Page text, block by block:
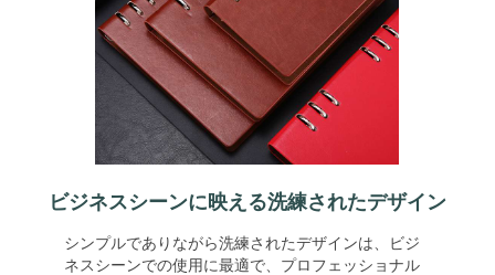
ビジネスシーンに映える洗練されたデザイン
シンプルでありながら洗練されたデザインは、ビジ
ネスシーンでの使用に最適で、プロフェッショナル